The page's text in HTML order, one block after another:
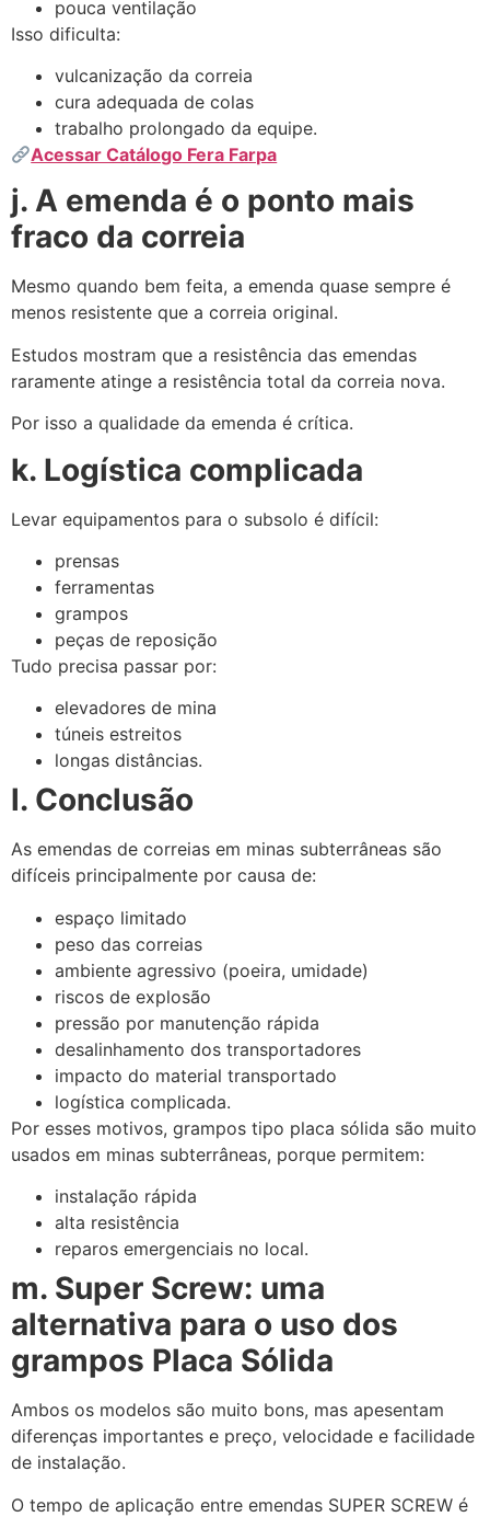
pouca ventilação
Isso dificulta:
vulcanização da correia
cura adequada de colas
trabalho prolongado da equipe.
Acessar Catálogo Fera Farpa
j. A emenda é o ponto mais
fraco da correia
Mesmo quando bem feita, a emenda quase sempre é
menos resistente que a correia original.
Estudos mostram que a resistência das emendas
raramente atinge a resistência total da correia nova.
Por isso a qualidade da emenda é crítica.
k. Logística complicada
Levar equipamentos para o subsolo é difícil:
prensas
ferramentas
grampos
peças de reposição
Tudo precisa passar por:
elevadores de mina
túneis estreitos
longas distâncias.
l. Conclusão
As emendas de correias em minas subterrâneas são
difíceis principalmente por causa de:
espaço limitado
peso das correias
ambiente agressivo (poeira, umidade)
riscos de explosão
pressão por manutenção rápida
desalinhamento dos transportadores
impacto do material transportado
logística complicada.
Por esses motivos, grampos tipo placa sólida são muito
usados em minas subterrâneas, porque permitem:
instalação rápida
alta resistência
reparos emergenciais no local.
m. Super Screw: uma
alternativa para o uso dos
grampos Placa Sólida
Ambos os modelos são muito bons, mas apesentam
diferenças importantes e preço, velocidade e facilidade
de instalação.
O tempo de aplicação entre emendas SUPER SCREW é